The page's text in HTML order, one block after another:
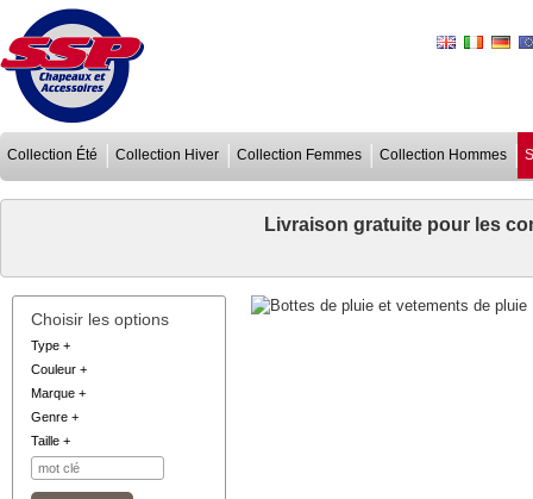
Collection Été Collection Hiver Collection Femmes Collection Hommes
Livraison gratuite pour les
Choisir les options
Type +
Couleur +
Marque +
Genre +
Taille +